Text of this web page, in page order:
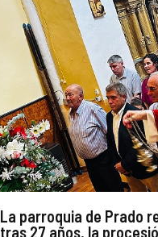
La parroquia de Prado
tras 27 años, la